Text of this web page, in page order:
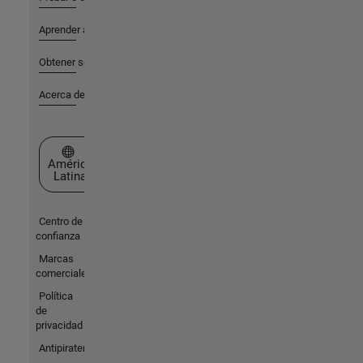
Aprender a utilizar
Obtener soporte
Acerca de MathWorks
Seleccione un país/idioma
América
Latina
Centro de
confianza
Marcas
comerciales
Política
de
privacidad
Antipiratería